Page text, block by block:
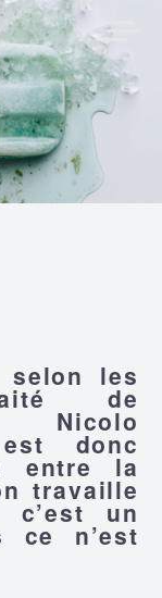
les
de
Nicolo
est donc
entre la
travaille
un
ce n’est